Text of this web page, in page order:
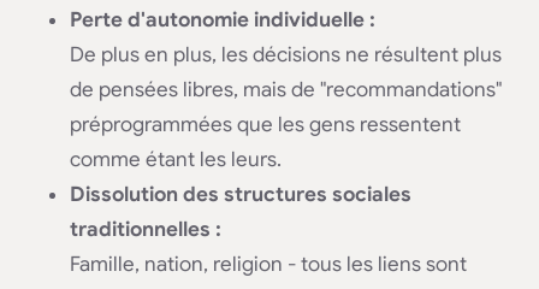
Perte d'autonomie individuelle :
De plus en plus, les décisions ne résultent plus
de pensées libres, mais de "recommandations"
préprogrammées que les gens ressentent
comme étant les leurs.
Dissolution des structures sociales
traditionnelles :
Famille, nation, religion - tous les liens sont